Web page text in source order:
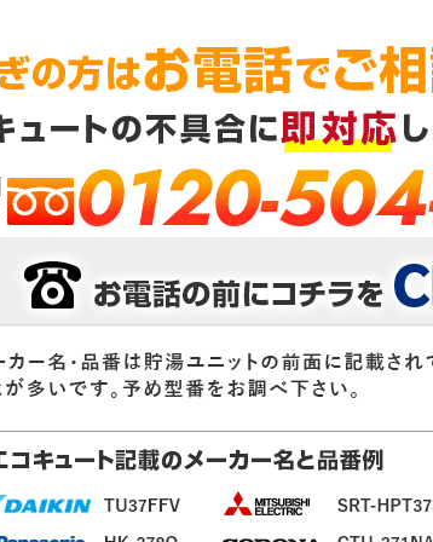
0120-